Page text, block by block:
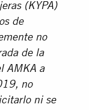
(KYPA)
de
no
de la
AMKA a
no
ni se